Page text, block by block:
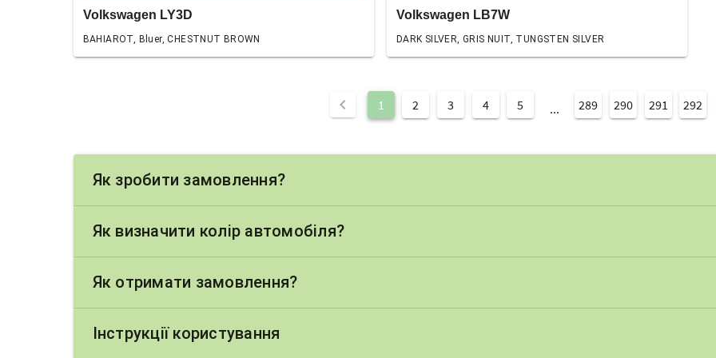
Volkswagen LY3D
BAHIAROT, Bluer, CHESTNUT BROWN
Volkswagen LB7W
DARK SILVER, GRIS NUIT, TUNGSTEN SILVER
chevron_left 1 2 3 4 5 ... 289 290 291 292
Як зробити замовлення?
Як визначити колір автомобіля?
Як отримати замовлення?
Інструкції користування